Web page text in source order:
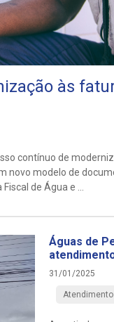
às
contínuo de
novo modelo de
de Água e ...
Águas de
31/01/2025
Atendimento